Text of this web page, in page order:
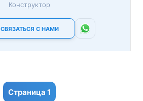
Конструктор
СВЯЗАТЬСЯ С НАМИ
1